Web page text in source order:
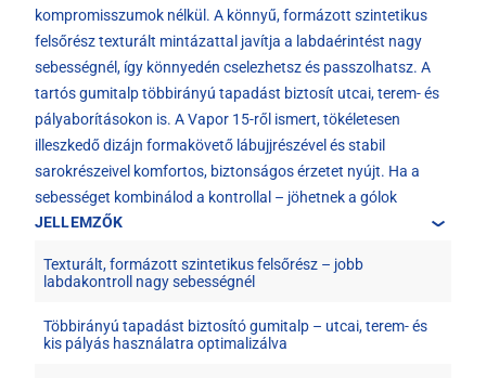
kompromisszumok nélkül. A könnyű, formázott szintetikus
felsőrész texturált mintázattal javítja a labdaérintést nagy
sebességnél, így könnyedén cselezhetsz és passzolhatsz. A
tartós gumitalp többirányú tapadást biztosít utcai, terem- és
pályaborításokon is. A Vapor 15-ről ismert, tökéletesen
illeszkedő dizájn formakövető lábujjrészével és stabil
sarokrészeivel komfortos, biztonságos érzetet nyújt. Ha a
sebességet kombinálod a kontrollal – jöhetnek a gólok
JELLEMZŐK
Texturált, formázott szintetikus felsőrész – jobb
labdakontroll nagy sebességnél
Többirányú tapadást biztosító gumitalp – utcai, terem- és
kis pályás használatra optimalizálva